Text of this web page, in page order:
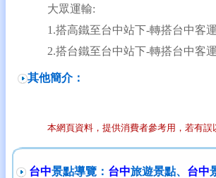
大眾運輸:
1.搭高鐵至台中站下-轉搭台中客
2.搭台鐵至台中站下-轉搭台中客
其他簡介：
本網頁資料，提供消費者參考用，若有
台中景點導覽： 台中旅遊景點、 台中